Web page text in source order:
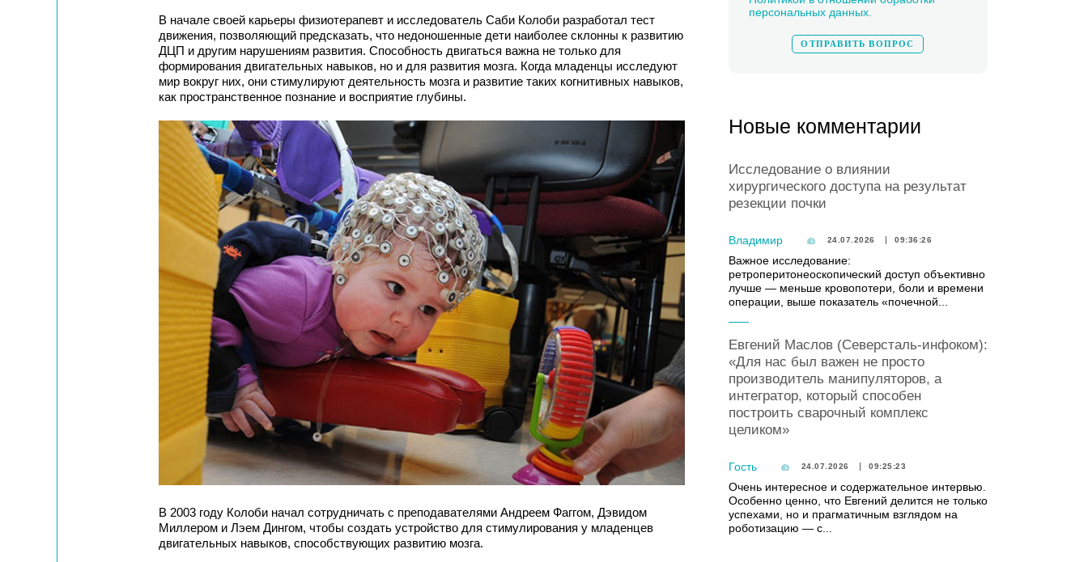
В начале своей карьеры физиотерапевт и исследователь Саби Колоби разработал тест
движения, позволяющий предсказать, что недоношенные дети наиболее склонны к развитию
ДЦП и другим нарушениям развития. Способность двигаться важна не только для
формирования двигательных навыков, но и для развития мозга. Когда младенцы исследуют
мир вокруг них, они стимулируют деятельность мозга и развитие таких когнитивных навыков,
как пространственное познание и восприятие глубины.
В 2003 году Колоби начал сотрудничать с преподавателями Андреем Фаггом, Дэвидом
Миллером и Лэем Дингом, чтобы создать устройство для стимулирования у младенцев
двигательных навыков, способствующих развитию мозга.
персональных данных.
Новые комментарии
Исследование о влиянии
хирургического доступа на результат
резекции почки
Владимир 24.07.2026 09:36:26
Важное исследование:
ретроперитонеоскопический доступ объективно
лучше — меньше кровопотери, боли и времени
операции, выше показатель «почечной...
Евгений Маслов (Северсталь-инфоком):
«Для нас был важен не просто
производитель манипуляторов, а
интегратор, который способен
построить сварочный комплекс
целиком»
Гость 24.07.2026 09:25:23
Очень интересное и содержательное интервью.
Особенно ценно, что Евгений делится не только
успехами, но и прагматичным взглядом на
роботизацию — с...